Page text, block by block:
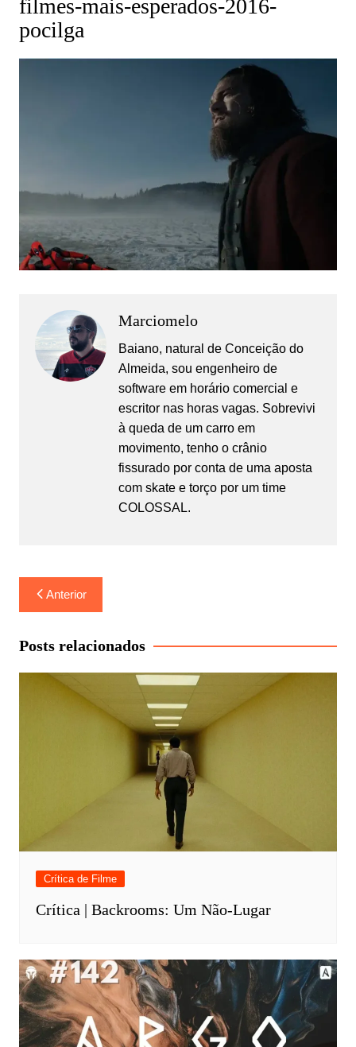
filmes-mais-esperados-2016-
pocilga
Marciomelo
Baiano, natural de Conceição do
Almeida, sou engenheiro de
software em horário comercial e
escritor nas horas vagas. Sobrevivi
à queda de um carro em
movimento, tenho o crânio
fissurado por conta de uma aposta
com skate e torço por um time
COLOSSAL.
Navegação
de
Post
Anterior
Posts relacionados
Crítica de Filme
Crítica | Backrooms: Um Não-Lugar